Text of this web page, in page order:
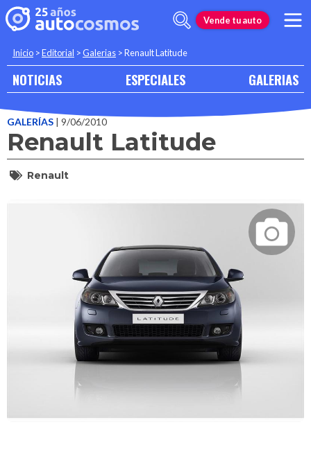
Vende tu auto
Inicio >Editorial >Galerias >Renault Latitude
NOTICIAS ESPECIALES GALERIAS
GALERÍAS | 9/06/2010
Renault Latitude
Renault